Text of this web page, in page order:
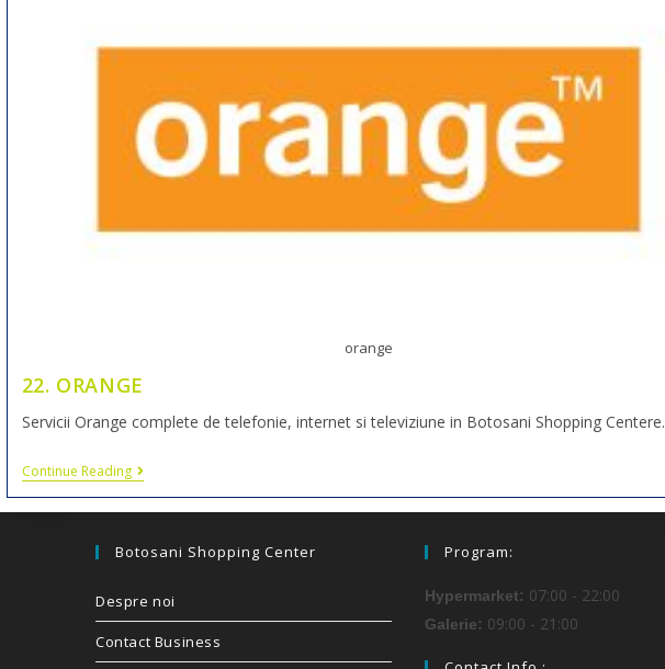
orange
22. ORANGE
Servicii Orange complete de telefonie, internet si televiziune in Botosani Shopping Centere.
Continue Reading
Botosani Shopping Center
Despre noi
Contact Business
Program:
Hypermarket: 07:00 - 22:00
Galerie: 09:00 - 21:00